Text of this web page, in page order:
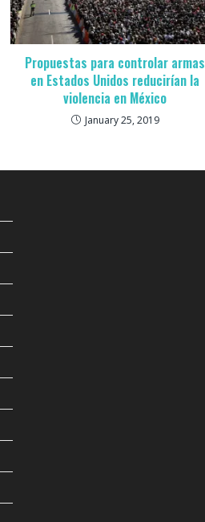
Propuestas para controlar armas
en Estados Unidos reducirían la
violencia en México
January 25, 2019